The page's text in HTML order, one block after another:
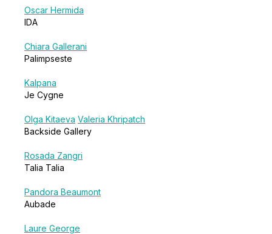
Oscar Hermida
IDA
Chiara Gallerani
Palimpseste
Kalpana
Je Cygne
Olga Kitaeva Valeria Khripatch
Backside Gallery
Rosada Zangri
Talia Talia
Pandora Beaumont
Aubade
Laure George